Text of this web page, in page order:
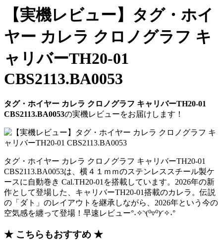
【実機レビュー】タグ・ホイ
ヤー カレラ クロノグラフ キ
ャリバーTH20-01
CBS2113.BA0053
タグ・ホイヤー カレラ クロノグラフ キャリバーTH20-01
CBS2113.BA0053の実機レビューをお届けします！
タグ・ホイヤー カレラ クロノグラフ キャリバーTH20-01
CBS2113.BA0053は、横４１ｍｍのステンレススチール製ケ
ースに自動巻き Cal.TH20-01を搭載しています。2026年の新
作として登場した、キャリバーTH20-01搭載のカレラ。伝説
の「ダト」のレイアウトを継承しながら、2026年という今の
空気感を纏って登場！早速レビュー°˖✧◝(⁰▿⁰)◜✧˖°
★ こちらもおすすめ ★